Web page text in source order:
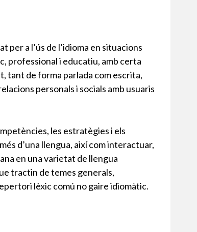
per a l’ús de l’idioma en situacions
professional i educatiu, amb certa
de forma parlada com escrita,
personals i socials amb usuaris
les estratègies i els
d’una llengua, així com interactuar,
en una varietat de llengua
tractin de temes generals,
lèxic comú no gaire idiomàtic.